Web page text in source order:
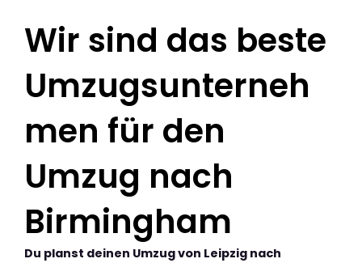
Wir sind das beste
Umzugsunterneh
men für den
Umzug nach
Birmingham
Du planst deinen Umzug von Leipzig nach